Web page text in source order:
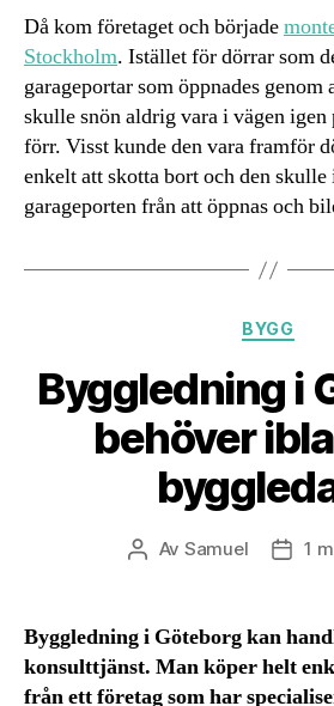
Då kom företaget och började
Stockholm. Istället för dörrar som
garageportar som öppnades
skulle snön aldrig vara i vägen igen
förr. Visst kunde den vara framför
enkelt att skotta bort och den
garageporten från att öppnas och
BYGG
Byggledning i
behöver
Inläggsförfattare
Av Samuel 1
Byggledning i Göteborg kan
konsulttjänst. Man köper helt
från ett företag som har